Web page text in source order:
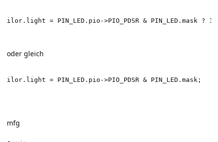
ilor.light = PIN_LED.pio->PIO_PDSR & PIN_LED.mask ?
oder gleich
ilor.light = PIN_LED.pio->PIO_PDSR & PIN_LED.mask;
mfg